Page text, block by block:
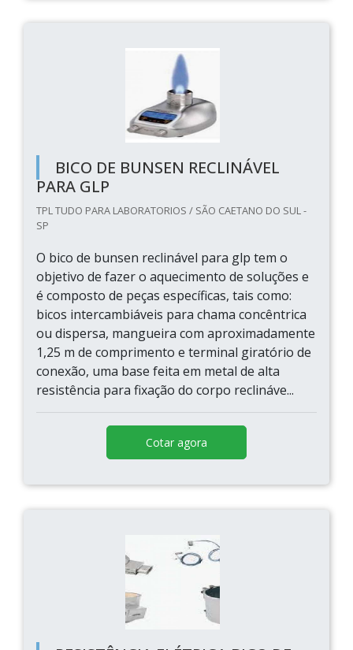
BICO DE BUNSEN RECLINÁVEL
PARA GLP
TPL TUDO PARA LABORATORIOS / SÃO CAETANO DO SUL -
SP
O bico de bunsen reclinável para glp tem o
objetivo de fazer o aquecimento de soluções e
é composto de peças específicas, tais como:
bicos intercambiáveis para chama concêntrica
ou dispersa, mangueira com aproximadamente
1,25 m de comprimento e terminal giratório de
conexão, uma base feita em metal de alta
resistência para fixação do corpo reclináve...
Cotar agora